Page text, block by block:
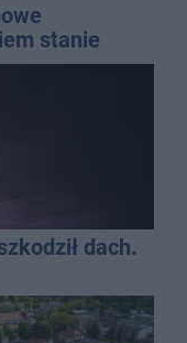
stanie
dach.